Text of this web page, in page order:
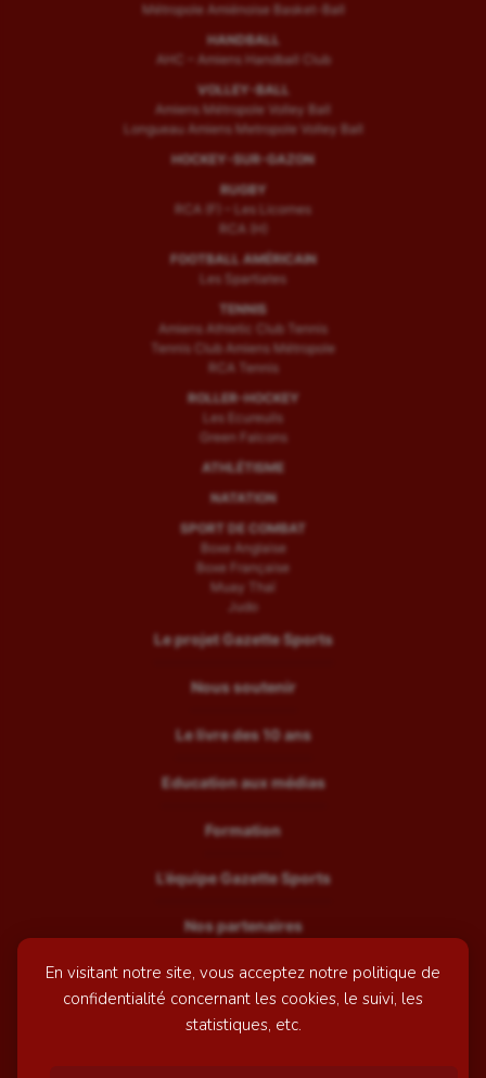
En visitant notre site, vous acceptez notre politique de
confidentialité concernant les cookies, le suivi, les
statistiques, etc.
Métropole Amiénoise Basket-Ball
HANDBALL
AHC – Amiens Handball Club
VOLLEY-BALL
Amiens Métropole Volley Ball
Longueau Amiens Metropole Volley Ball
HOCKEY-SUR-GAZON
RUGBY
RCA (F) – Les Licornes
RCA (H)
FOOTBALL AMÉRICAIN
Les Spartiates
TENNIS
Amiens Athletic Club Tennis
Tennis Club Amiens Métropole
RCA Tennis
ROLLER-HOCKEY
Les Ecureuils
Green Falcons
ATHLÉTISME
NATATION
SPORT DE COMBAT
Boxe Anglaise
Boxe Française
Muay Thaï
Judo
Le projet Gazette Sports
Nous soutenir
Le livre des 10 ans
Education aux médias
Formation
L’équipe Gazette Sports
Nos partenaires
Recrutement
Mentions légales